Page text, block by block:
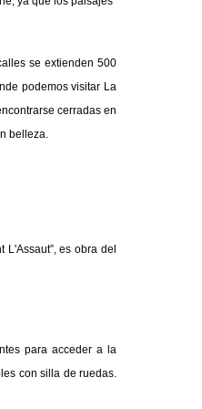
se extienden 500
podemos visitar La
cerradas en
belleza.
L'Assaut”, es obra del
para acceder a la
con silla de ruedas.